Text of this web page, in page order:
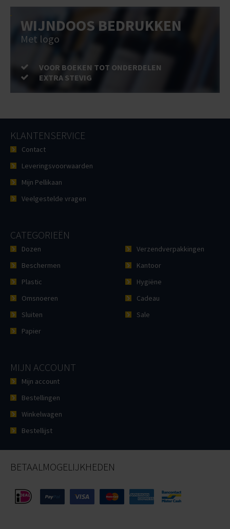
WIJNDOOS BEDRUKKEN
Met logo
VOOR BOEKEN TOT ONDERDELEN
EXTRA STEVIG
KLANTENSERVICE
Contact
Leveringsvoorwaarden
Mijn Pellikaan
Veelgestelde vragen
CATEGORIEËN
Dozen
Beschermen
Plastic
Omsnoeren
Sluiten
Papier
Verzendverpakkingen
Kantoor
Hygiëne
Cadeau
Sale
MIJN ACCOUNT
Mijn account
Bestellingen
Winkelwagen
Bestellijst
BETAALMOGELIJKHEDEN